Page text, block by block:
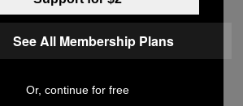
See All Membership Plans
Or, continue for free